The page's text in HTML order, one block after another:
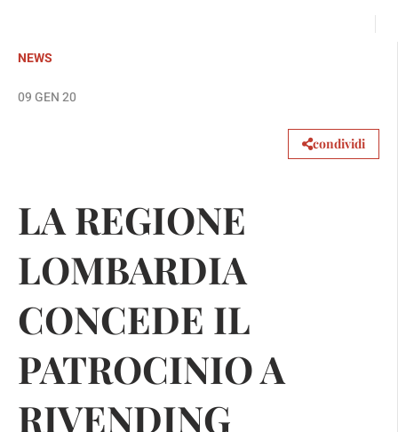
NEWS
09 GEN 20
condividi
LA REGIONE
LOMBARDIA
CONCEDE IL
PATROCINIO A
RIVENDING